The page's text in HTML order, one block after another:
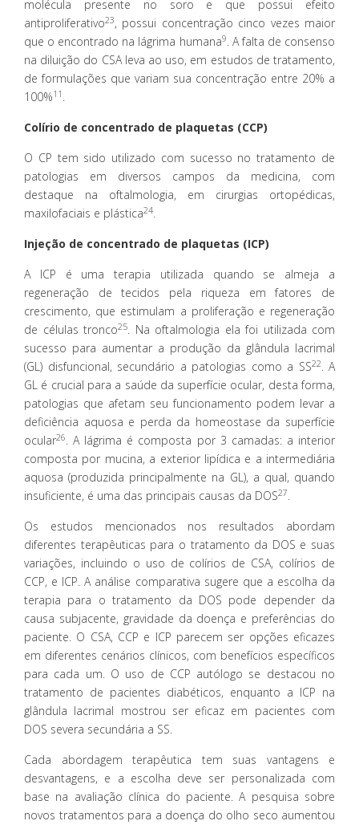
molécula presente no soro e que possui efeito
antiproliferativo23, possui concentração cinco vezes maior
que o encontrado na lágrima humana9. A falta de consenso
na diluição do CSA leva ao uso, em estudos de tratamento,
de formulações que variam sua concentração entre 20% a
100%11 .
Colírio de concentrado de plaquetas (CCP)
O CP tem sido utilizado com sucesso no tratamento de
patologias em diversos campos da medicina, com
destaque na oftalmologia, em cirurgias ortopédicas,
maxilofaciais e plástica24.
Injeção de concentrado de plaquetas (ICP)
A ICP é uma terapia utilizada quando se almeja a
regeneração de tecidos pela riqueza em fatores de
crescimento, que estimulam a proliferação e regeneração
de células tronco25. Na oftalmologia ela foi utilizada com
sucesso para aumentar a produção da glândula lacrimal
(GL) disfuncional, secundário a patologias como a SS22. A
GL é crucial para a saúde da superfície ocular, desta forma,
patologias que afetam seu funcionamento podem levar a
deficiência aquosa e perda da homeostase da superfície
ocular26. A lágrima é composta por 3 camadas: a interior
composta por mucina, a exterior lipídica e a intermediária
aquosa (produzida principalmente na GL), a qual, quando
insuficiente, é uma das principais causas da DOS27.
Os estudos mencionados nos resultados abordam
diferentes terapêuticas para o tratamento da DOS e suas
variações, incluindo o uso de colírios de CSA, colírios de
CCP, e ICP. A análise comparativa sugere que a escolha da
terapia para o tratamento da DOS pode depender da
causa subjacente, gravidade da doença e preferências do
paciente. O CSA, CCP e ICP parecem ser opções eficazes
em diferentes cenários clínicos, com benefícios específicos
para cada um. O uso de CCP autólogo se destacou no
tratamento de pacientes diabéticos, enquanto a ICP na
glândula lacrimal mostrou ser eficaz em pacientes com
DOS severa secundária a SS.
Cada abordagem terapêutica tem suas vantagens e
desvantagens, e a escolha deve ser personalizada com
base na avaliação clínica do paciente. A pesquisa sobre
novos tratamentos para a doença do olho seco aumentou